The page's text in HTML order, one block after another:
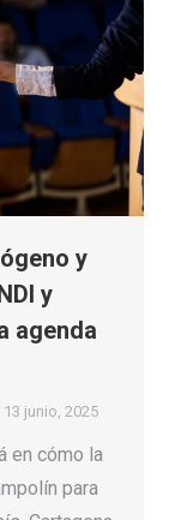
y
y
agenda
13 junio, 2025
en cómo la
para